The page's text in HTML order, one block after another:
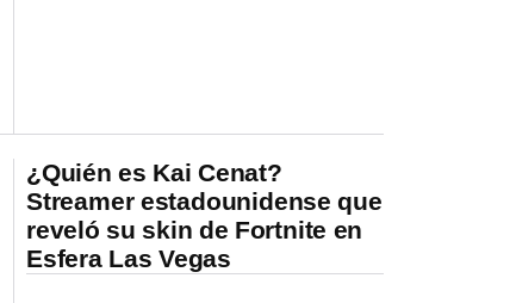
¿Quién es Kai Cenat?
Streamer estadounidense que
reveló su skin de Fortnite en
Esfera Las Vegas